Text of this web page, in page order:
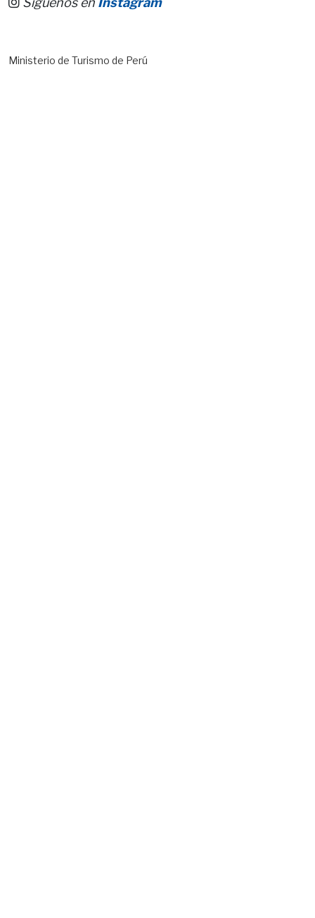
Ministerio de Turismo de Perú